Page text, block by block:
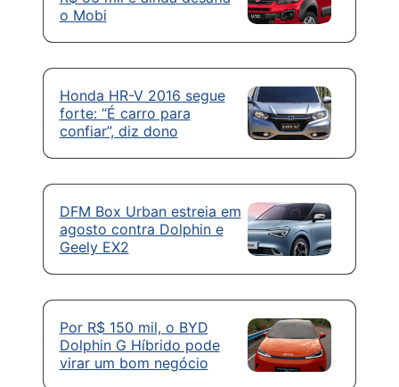
o Mobi
Honda HR-V 2016 segue
forte: “É carro para
confiar”, diz dono
DFM Box Urban estreia em
agosto contra Dolphin e
Geely EX2
Por R$ 150 mil, o BYD
Dolphin G Híbrido pode
virar um bom negócio